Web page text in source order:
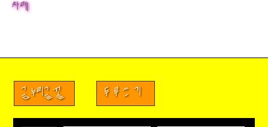
차례
금누리글꼴 두루쓰기